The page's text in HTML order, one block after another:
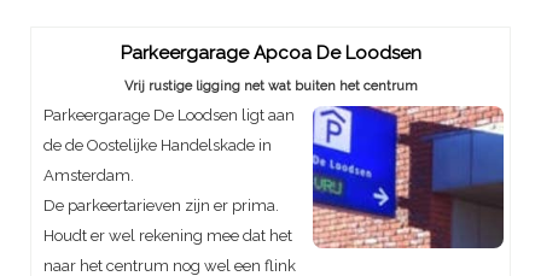
Parkeergarage Apcoa De Loodsen
Vrij rustige ligging net wat buiten het centrum
Parkeergarage De Loodsen ligt aan
de de Oostelijke Handelskade in
Amsterdam.
De parkeertarieven zijn er prima.
Houdt er wel rekening mee dat het
naar het centrum nog wel een flink